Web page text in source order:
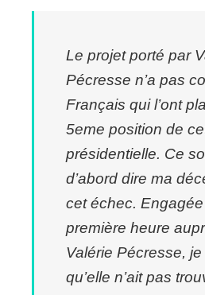
Le projet porté par
Pécresse n’a pas
Français qui l’ont
5eme position de
présidentielle. Ce
d’abord dire ma
cet échec.
première heure
Valérie Pécresse,
qu’elle n’ait pas